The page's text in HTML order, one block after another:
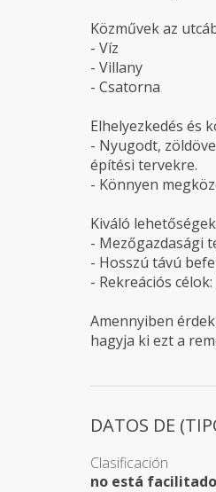
Közművek az
- Víz
- Villany
- Csatorna
Elhelyezkedés és
- Nyugodt,
építési tervekre.
- Könnyen
Kiváló
- Mezőgazdasági
- Hosszú távú
- Rekreációs
Amennyiben
hagyja ki ezt a
DATOS DE
Clasificación
no está facilitado